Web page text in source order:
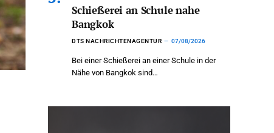
Schießerei an Schule nahe
Bangkok
DTS NACHRICHTENAGENTUR 07/08/2026
Bei einer Schießerei an einer Schule in der
Nähe von Bangkok sind…